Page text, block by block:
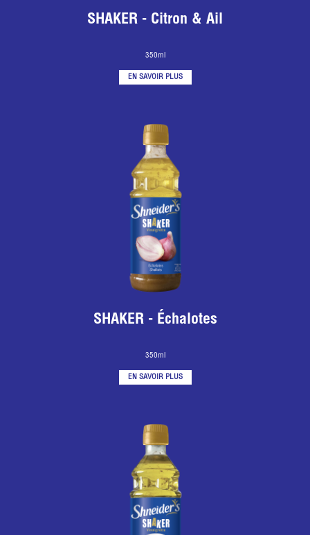
SHAKER - Citron & Ail
350ml
EN SAVOIR PLUS
SHAKER - Échalotes
350ml
EN SAVOIR PLUS